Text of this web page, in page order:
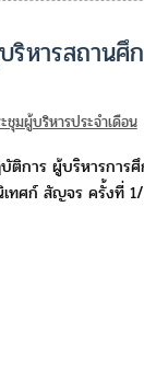
ริหารสถานศึ
ชุมผู้บริหารประจำเดือน
บัติการ ผู้บริหารกา
ทศก์ สัญจร ครั้งที่